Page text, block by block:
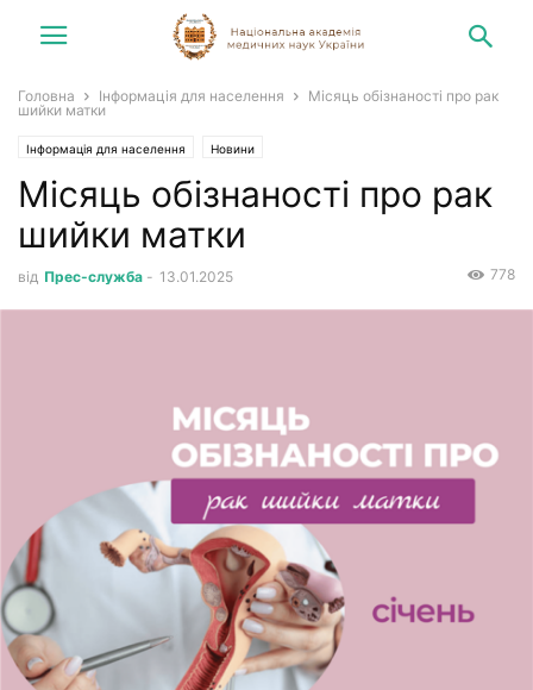
Головна Інформація для населення
Місяць обізнаності про рак
шийки матки
Інформація для населення Новини
Місяць обізнаності про рак
шийки матки
від Прес-служба - 13.01.2025 778